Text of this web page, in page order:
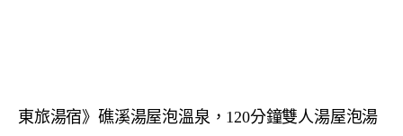
東旅湯宿》礁溪湯屋泡溫泉，120分鐘雙人湯屋泡湯